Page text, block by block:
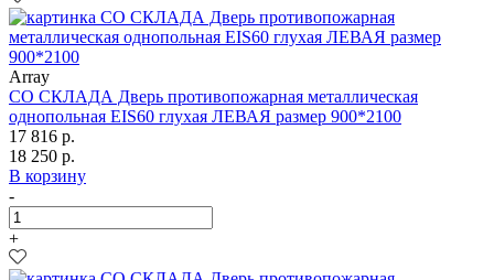
Array
СО СКЛАДА Дверь противопожарная металлическая
однопольная EIS60 глухая ЛЕВАЯ размер 900*2100
17 816 р.
18 250 р.
В корзину
-
+